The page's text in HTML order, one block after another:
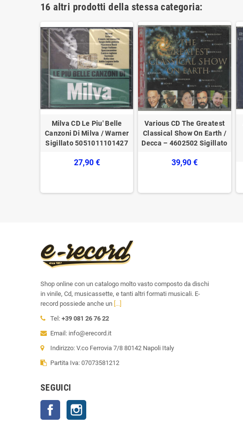
16 altri prodotti della stessa categoria:
Milva CD Le Piu' Belle
Canzoni Di Milva / Warner
Sigillato 5051011101427
27,90 €
Various CD The Greatest
Classical Show On Earth /
Decca – 4602502 Sigillato
39,90 €
Shop online con un catalogo molto vasto composto da dischi
in vinile, Cd, musicassette, e tanti altri formati musicali. E-
record possiede anche un [...]
Tel: +39 081 26 76 22
Email: info@erecord.it
Indirizzo: V.co Ferrovia 7/8 80142 Napoli Italy
Partita Iva: 07073581212
SEGUICI
Facebook